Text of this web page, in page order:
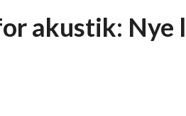
akustik: Nye